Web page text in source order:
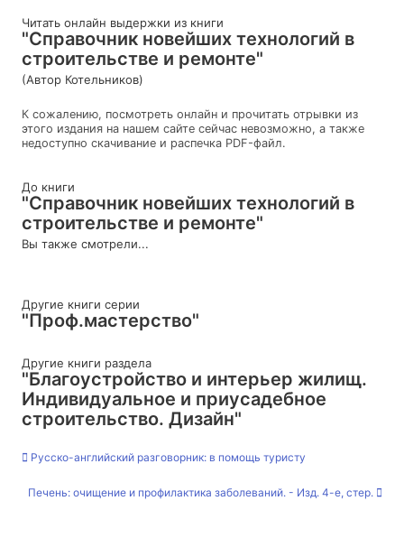
Читать онлайн выдержки из книги
"Справочник новейших технологий в
строительстве и ремонте"
(Автор Котельников)
К сожалению, посмотреть онлайн и прочитать отрывки из
этого издания на нашем сайте сейчас невозможно, а также
недоступно скачивание и распечка PDF-файл.
До книги
"Справочник новейших технологий в
строительстве и ремонте"
Вы также смотрели...
Другие книги серии
"Проф.мастерство"
Другие книги раздела
"Благоустройство и интерьер жилищ.
Индивидуальное и приусадебное
строительство. Дизайн"
Русско-английский разговорник: в помощь туристу
Печень: очищение и профилактика заболеваний. - Изд. 4-е, стер.